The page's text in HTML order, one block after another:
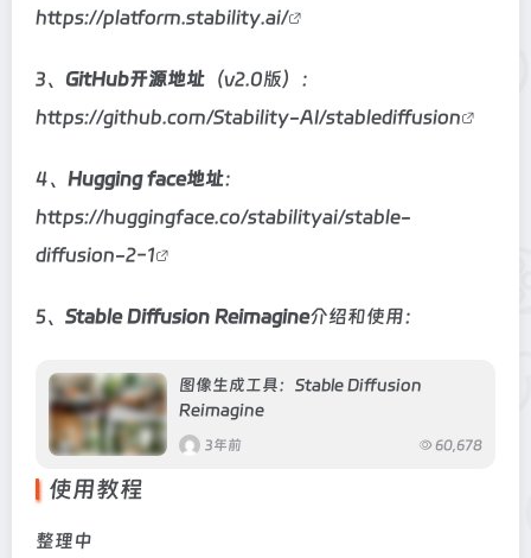
https://platform.stability.ai/
3、 GitHub开源地址 （v2.0版）：
https://github.com/Stability-AI/stablediffusion
4、 Hugging face地址：
https://huggingface.co/stabilityai/stable-
diffusion-2-1
5、 Stable Diffusion Reimagine介绍和使用：
图像生成工具：Stable Diffusion
Reimagine
3年前 60,678
使用教程
整理中